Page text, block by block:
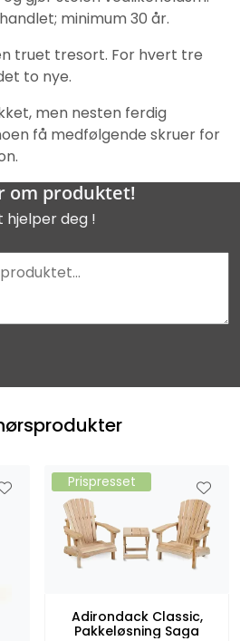
minimum 30 år.
truet tresort. For hvert tre
to nye.
men nesten ferdig
få medfølgende skruer for
om produktet!
hjelper deg !
Prispresset
Adirondack Classic,
Pakkeløsning Saga